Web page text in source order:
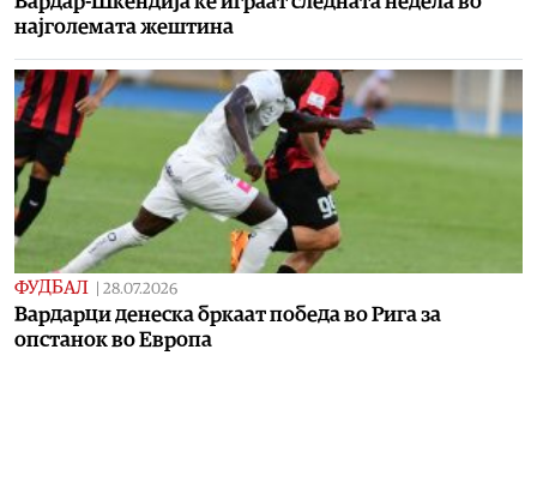
најголемата жештина
ФУДБАЛ 28.07.2026
Вардарци денеска бркаат победа во Рига за
опстанок во Европа